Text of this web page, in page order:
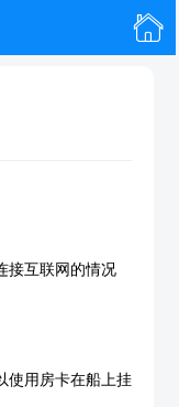

接互联网的情况
使用房卡在船上挂